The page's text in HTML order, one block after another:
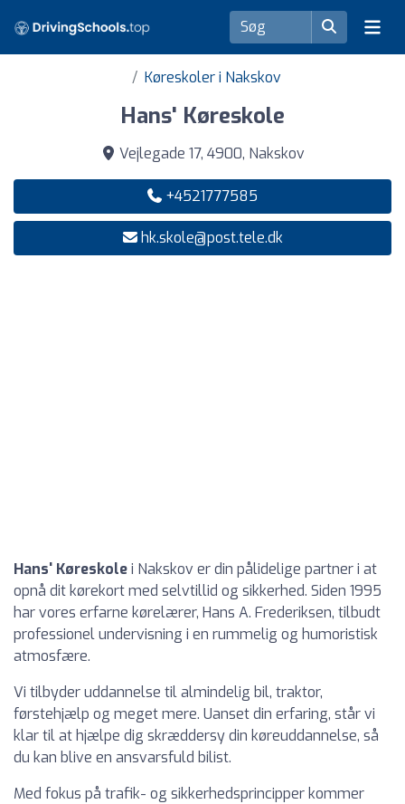
Køreskoler i Nakskov
Hans' Køreskole
Vejlegade 17, 4900, Nakskov
+4521777585
hk.skole@post.tele.dk
Hans' Køreskolei Nakskov er din pålidelige partner i at
opnå dit kørekort med selvtillid og sikkerhed. Siden 1995
har vores erfarne kørelærer, Hans A. Frederiksen, tilbudt
professionel undervisning i en rummelig og humoristisk
atmosfære.
Vi tilbyder uddannelse til almindelig bil, traktor,
førstehjælp og meget mere. Uanset din erfaring, står vi
klar til at hjælpe dig skræddersy din køreuddannelse, så
du kan blive en ansvarsfuld bilist.
Med fokus på trafik- og sikkerhedsprincipper kommer